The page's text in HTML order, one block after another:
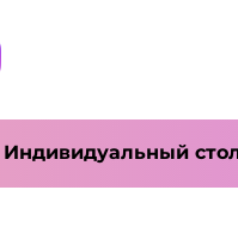
Индивидуальный